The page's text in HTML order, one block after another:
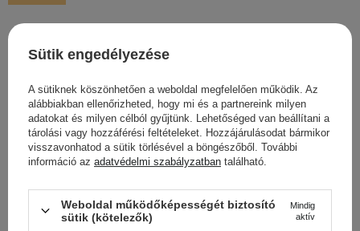
The Ordinary - Azelaic Acid Suspension 10% - Könnyű
Emulzió Azelainsavval - 30ml
6 800,00 Ft
Cosibella hírlevél
Sütik engedélyezése
A sütiknek köszönhetően a weboldal megfelelően működik. Az
alábbiakban ellenőrizheted, hogy mi és a partnereink milyen
adatokat és milyen célból gyűjtünk. Lehetőséged van beállítani a
tárolási vagy hozzáférési feltételeket. Hozzájárulásodat bármikor
visszavonhatod a sütik törlésével a böngészőből. További
információ az adatvédelmi szabályzatban található.
Weboldal működőképességét biztosító
sütik (kötelezők)
Mindig
aktív